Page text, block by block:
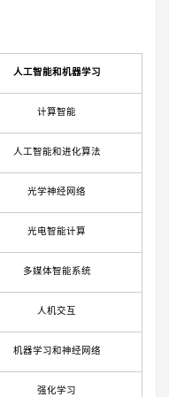
人工智能和机器学习
计算智能
人工智能和进化算法
光学神经网络
光电智能计算
多媒体智能系统
人机交互
机器学习和神经网络
强化学习